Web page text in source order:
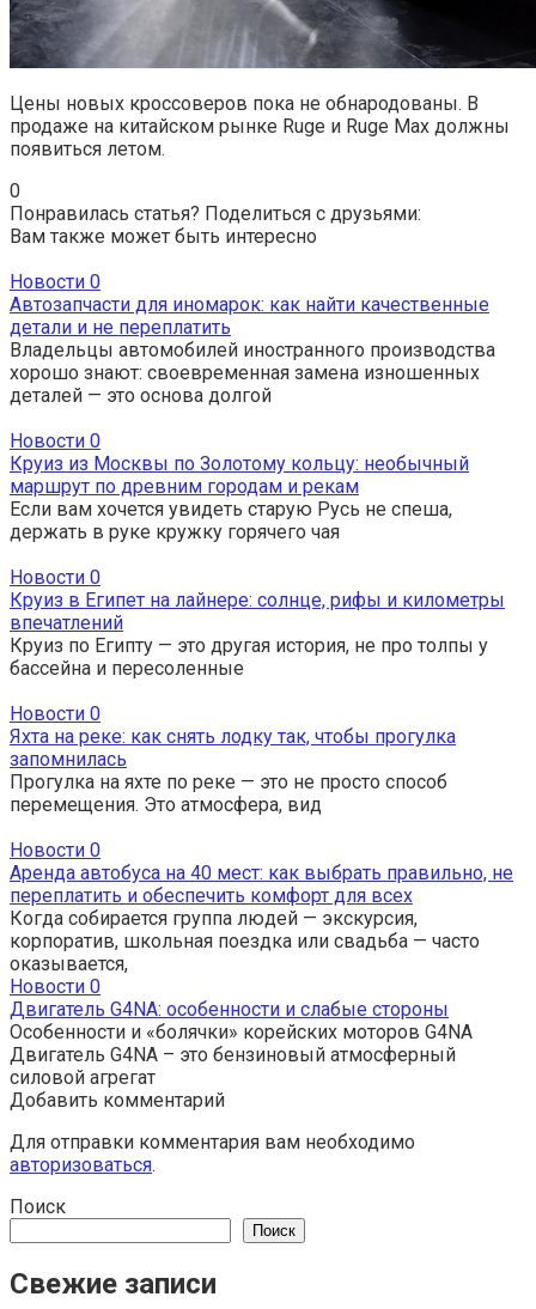
Цены новых кроссоверов пока не обнародованы. В
продаже на китайском рынке Ruge и Ruge Max должны
появиться летом.
0
Понравилась статья? Поделиться с друзьями:
Вам также может быть интересно
Новости 0
Автозапчасти для иномарок: как найти качественные
детали и не переплатить
Владельцы автомобилей иностранного производства
хорошо знают: своевременная замена изношенных
деталей — это основа долгой
Новости 0
Круиз из Москвы по Золотому кольцу: необычный
маршрут по древним городам и рекам
Если вам хочется увидеть старую Русь не спеша,
держать в руке кружку горячего чая
Новости 0
Круиз в Египет на лайнере: солнце, рифы и километры
впечатлений
Круиз по Египту — это другая история, не про толпы у
бассейна и пересоленные
Новости 0
Яхта на реке: как снять лодку так, чтобы прогулка
запомнилась
Прогулка на яхте по реке — это не просто способ
перемещения. Это атмосфера, вид
Новости 0
Аренда автобуса на 40 мест: как выбрать правильно, не
переплатить и обеспечить комфорт для всех
Когда собирается группа людей — экскурсия,
корпоратив, школьная поездка или свадьба — часто
оказывается,
Новости 0
Двигатель G4NA: особенности и слабые стороны
Особенности и «болячки» корейских моторов G4NA
Двигатель G4NA – это бензиновый атмосферный
силовой агрегат
Добавить комментарий
Для отправки комментария вам необходимо
авторизоваться.
Поиск
Поиск
Свежие записи